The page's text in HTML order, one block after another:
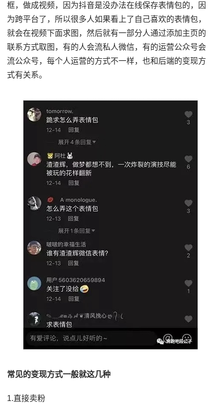
框，做成视频，因为抖音是没办法在线保存表情包的，因
为跨平台了，所以很多人如果看上了自己喜欢的表情包，
就会在视频下面求图，然后就有一部分人通过添加主页的
联系方式取图，有的人会流私人微信，有的运营公众号会
流公众号，每个人运营的方式不一样，也和后端的变现方
式有关系。
常见的变现方式一般就这几种
1.直接卖粉